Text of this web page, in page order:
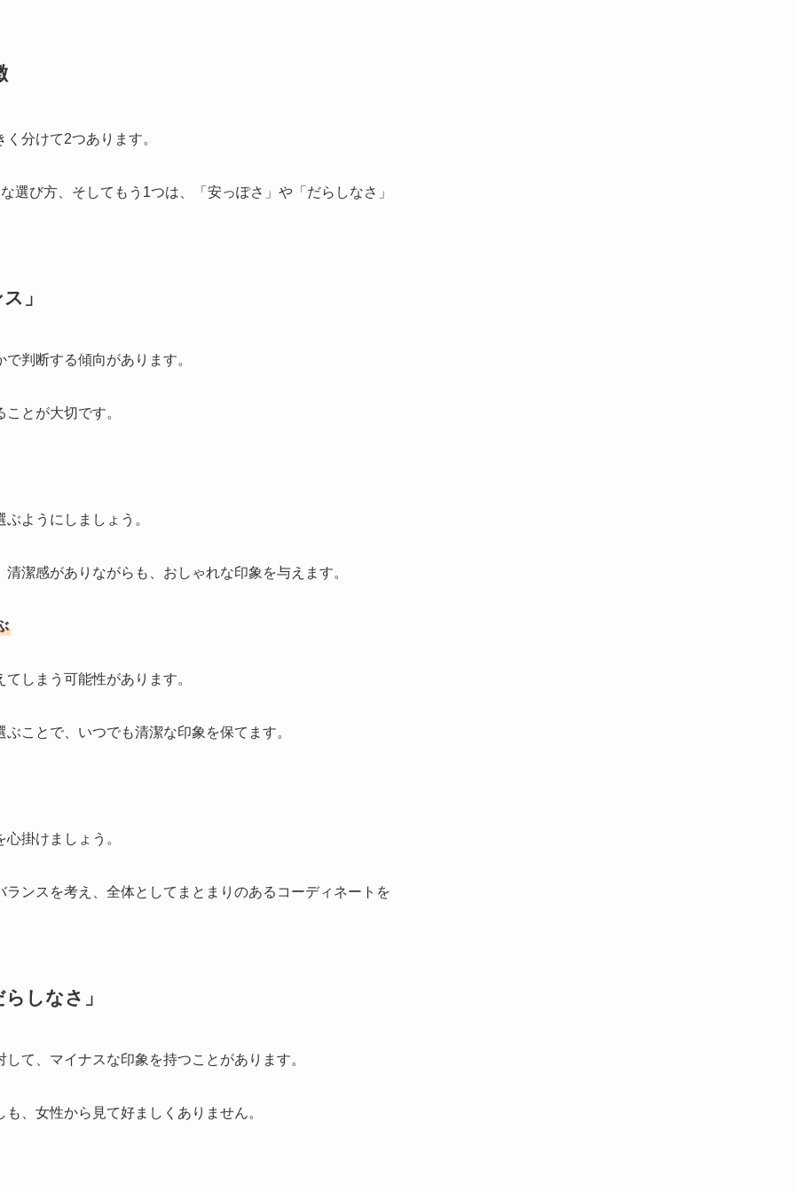
分けて2つあります。
選び方、そしてもう1つは、「安っぽさ」や「だらしなさ」
」
判断する傾向があります。
とが大切です。
ようにしましょう。
潔感がありながらも、おしゃれな印象を与えます。
しまう可能性があります。
ことで、いつでも清潔な印象を保てます。
掛けましょう。
ンスを考え、全体としてまとまりのあるコーディネートを
しなさ」
て、マイナスな印象を持つことがあります。
、女性から見て好ましくありません。